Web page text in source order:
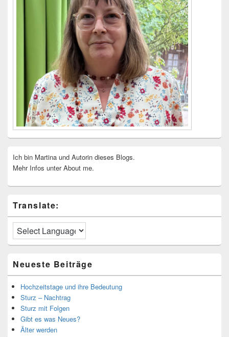
Ich bin Martina und Autorin dieses Blogs.
Mehr Infos unter About me.
Translate:
Neueste Beiträge
Hochzeitstage und ihre Bedeutung
Sturz – Nachtrag
Sturz mit Folgen
Gibt es was Neues?
Älter werden